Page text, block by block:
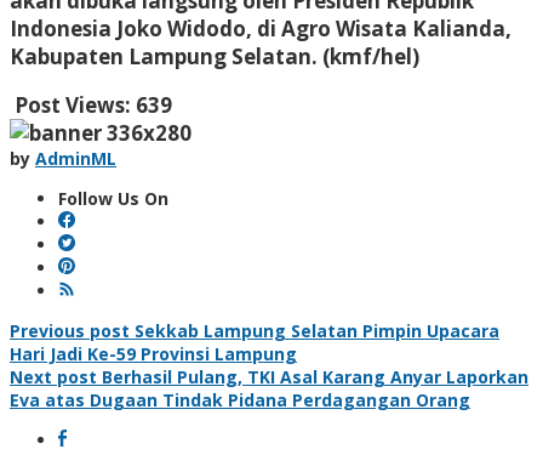
Indonesia Joko Widodo, di Agro Wisata Kalianda,
Kabupaten Lampung Selatan. (kmf/hel)
Post Views: 639
by AdminML
Follow Us On
Post
navigation
Previous post Sekkab Lampung Selatan Pimpin Upacara
Hari Jadi Ke-59 Provinsi Lampung
Next post Berhasil Pulang, TKI Asal Karang Anyar Laporkan
Eva atas Dugaan Tindak Pidana Perdagangan Orang